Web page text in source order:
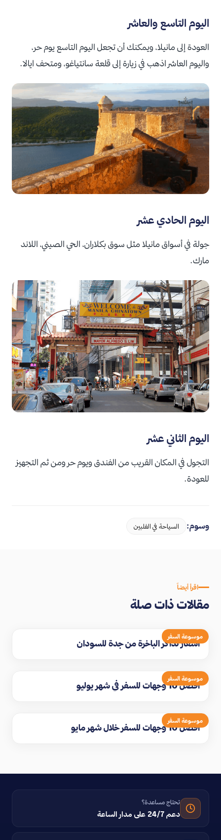
اليوم التاسع والعاشر
العودة إلى مانيلا، ويمكنك أن تجعل اليوم التاسع يوم حر،
واليوم العاشر اذهب في زيارة إلى قلعة سانتياغو، ومتحف ايالا.
اليوم الحادي عشر
جولة في أسواق مانيلا مثل سوق بكلاران، الحي الصيني، اللاند
مارك.
اليوم الثاني عشر
التجول في المكان القريب من الفندق ويوم حر ومن ثم التجهيز
للعودة.
وسوم: السياحة في الفلبين
اقرأ أيضاً
مقالات ذات صلة
موسوعة السفر
اسعار تذاكر الباخرة من جدة للسودان
موسوعة السفر
افضل 10 وجهات للسفر في شهر يوليو
موسوعة السفر
افضل 10 وجهات للسفر خلال شهر مايو
تحتاج مساعدة؟
دعم 24/7 على مدار الساعة